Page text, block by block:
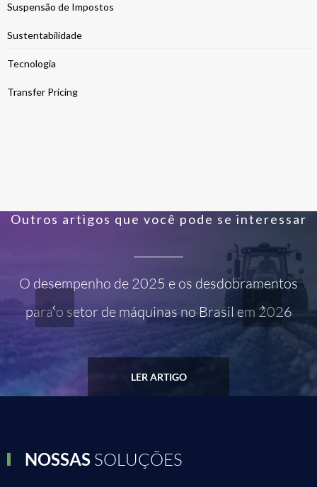
Suspensão de Impostos
Sustentabilidade
Tecnologia
Transfer Pricing
Outros artigos que você pode se interessar
O desempenho de 2025 e os desdobramentos
para o setor de máquinas no Brasil em 2026
LER ARTIGO
NOSSAS SOLUÇÕES